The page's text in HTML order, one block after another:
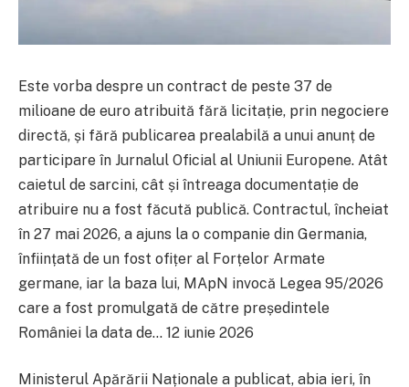
Este vorba despre un contract de peste 37 de
milioane de euro atribuită fără licitație, prin negociere
directă, și fără publicarea prealabilă a unui anunț de
participare în Jurnalul Oficial al Uniunii Europene. Atât
caietul de sarcini, cât și întreaga documentație de
atribuire nu a fost făcută publică. Contractul, încheiat
în 27 mai 2026, a ajuns la o companie din Germania,
înființată de un fost ofițer al Forțelor Armate
germane, iar la baza lui, MApN invocă Legea 95/2026
care a fost promulgată de către președintele
României la data de… 12 iunie 2026
Ministerul Apărării Naționale a publicat, abia ieri, în